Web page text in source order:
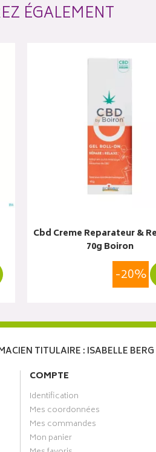
ÉGALEMENT
au panier
Cbd Creme Reparateur &
70g Boiron
-20%
TITULAIRE : ISABELLE BERG
COMPTE
Identification
Mes coordonnées
Mes commandes
Mon panier